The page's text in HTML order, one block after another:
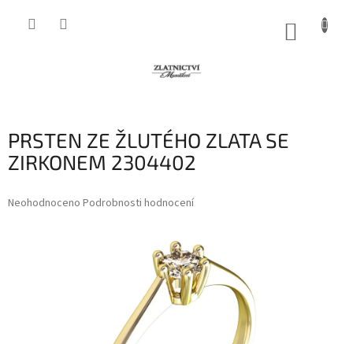
PRSTEN ZE ŽLUTÉHO ZLATA SE
ZIRKONEM 2304402
Průměrné
Neohodnoceno Podrobnosti hodnocení